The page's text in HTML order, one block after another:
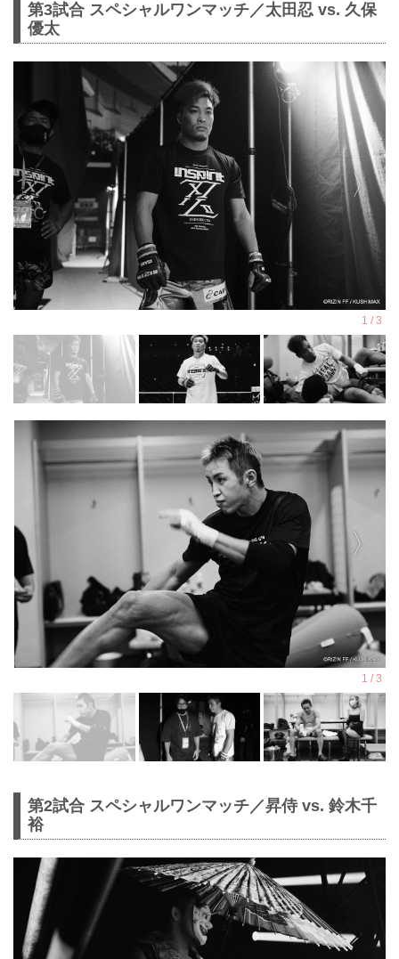
第3試合 スペシャルワンマッチ／太田忍 vs. 久保
優太
第2試合 スペシャルワンマッチ／昇侍 vs. 鈴木千
裕